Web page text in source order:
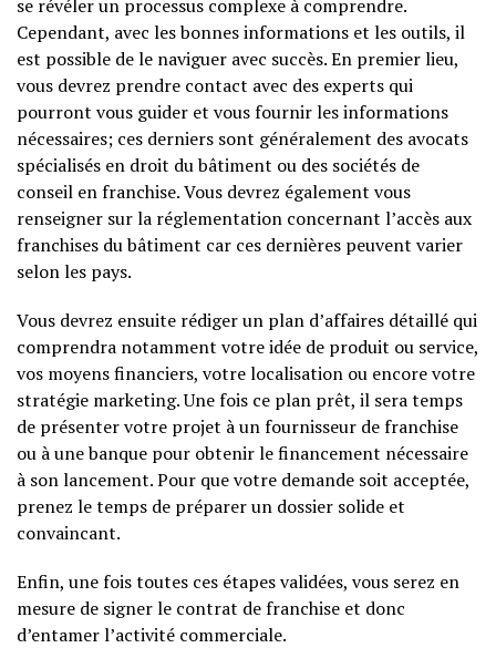
se révéler un processus complexe à comprendre.
Cependant, avec les bonnes informations et les outils, il
est possible de le naviguer avec succès. En premier lieu,
vous devrez prendre contact avec des experts qui
pourront vous guider et vous fournir les informations
nécessaires; ces derniers sont généralement des avocats
spécialisés en droit du bâtiment ou des sociétés de
conseil en franchise. Vous devrez également vous
renseigner sur la réglementation concernant l’accès aux
franchises du bâtiment car ces dernières peuvent varier
selon les pays.
Vous devrez ensuite rédiger un plan d’affaires détaillé qui
comprendra notamment votre idée de produit ou service,
vos moyens financiers, votre localisation ou encore votre
stratégie marketing. Une fois ce plan prêt, il sera temps
de présenter votre projet à un fournisseur de franchise
ou à une banque pour obtenir le financement nécessaire
à son lancement. Pour que votre demande soit acceptée,
prenez le temps de préparer un dossier solide et
convaincant.
Enfin, une fois toutes ces étapes validées, vous serez en
mesure de signer le contrat de franchise et donc
d’entamer l’activité commerciale.